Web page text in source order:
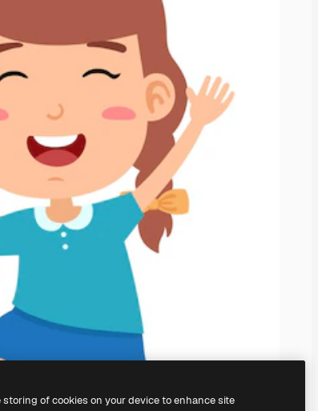
of cookies on your device to enhance site